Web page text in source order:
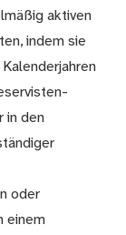
aktiven
indem sie
in den
oder
einem